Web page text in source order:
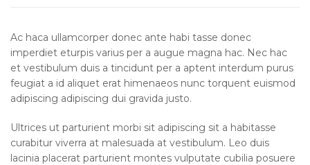
Ac haca ullamcorper donec ante habi tasse donec
imperdiet eturpis varius per a augue magna hac. Nec hac
et vestibulum duis a tincidunt per a aptent interdum purus
feugiat a id aliquet erat himenaeos nunc torquent euismod
adipiscing adipiscing dui gravida justo.
Ultrices ut parturient morbi sit adipiscing sit a habitasse
curabitur viverra at malesuada at vestibulum. Leo duis
lacinia placerat parturient montes vulputate cubilia posuere